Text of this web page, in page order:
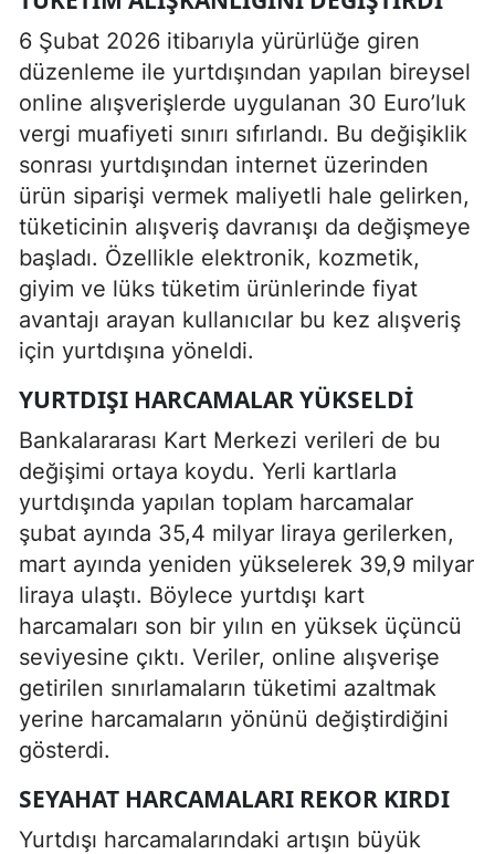
6 Şubat 2026 itibarıyla yürürlüğe giren
düzenleme ile yurtdışından yapılan bireysel
online alışverişlerde uygulanan 30 Euro’luk
vergi muafiyeti sınırı sıfırlandı. Bu değişiklik
sonrası yurtdışından internet üzerinden
ürün siparişi vermek maliyetli hale gelirken,
tüketicinin alışveriş davranışı da değişmeye
başladı. Özellikle elektronik, kozmetik,
giyim ve lüks tüketim ürünlerinde fiyat
avantajı arayan kullanıcılar bu kez alışveriş
için yurtdışına yöneldi.
YURTDIŞI HARCAMALAR YÜKSELDI
Bankalararası Kart Merkezi verileri de bu
değişimi ortaya koydu. Yerli kartlarla
yurtdışında yapılan toplam harcamalar
şubat ayında 35,4 milyar liraya gerilerken,
mart ayında yeniden yükselerek 39,9 milyar
liraya ulaştı. Böylece yurtdışı kart
harcamaları son bir yılın en yüksek üçüncü
seviyesine çıktı. Veriler, online alışverişe
getirilen sınırlamaların tüketimi azaltmak
yerine harcamaların yönünü değiştirdiğini
gösterdi.
SEYAHAT HARCAMALARI REKOR KIRDI
Yurtdışı harcamalarındaki artışın büyük